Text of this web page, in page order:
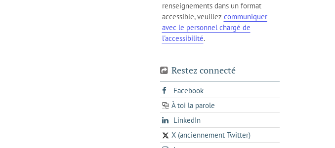
renseignements dans un format
accessible, veuillez communiquer
avec le personnel chargé de
l'accessibilité.
Restez connecté
Facebooks'ouvre
dans
un
onglet
À toi la parole
opens
in
a
new
LinkedInopens
in
a
X (anciennement Twitter)
s'ouvre